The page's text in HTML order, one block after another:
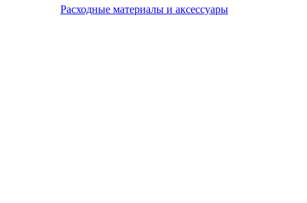
Расходные материалы и аксессуары